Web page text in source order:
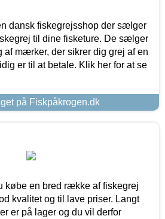
dansk fiskegrejsshop der sælger
til dine fisketure. De sælger
af mærker, der sikrer dig grej af en
er til at betale. Klik her for at se
på Fiskpåkrogen.dk
købe en bred række af fiskegrej
kvalitet og til lave priser. Langt
er på lager og du vil derfor